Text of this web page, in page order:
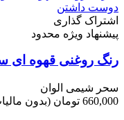
دوست داشتن
اشتراک گذاری
پیشنهاد ویژه محدود
رنگ روغنی قهوه ای
سحر شیمی الوان
660,000 تومان
(بدون